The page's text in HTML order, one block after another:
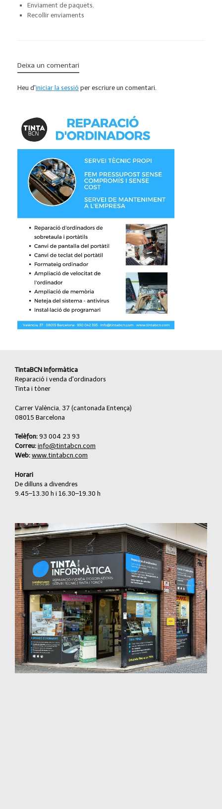
Enviament de paquets.
Recollir enviaments
Deixa un comentari
Heu d'iniciar la sessió per escriure un comentari.
TintaBCN Informàtica
Reparació i venda d'ordinadors
Tinta i tòner
Carrer València, 37 (cantonada Entença)
08015 Barcelona
Telèfon: 93 004 23 93
Correu: info@tintabcn.com
Web: www.tintabcn.com
Horari
De dilluns a divendres
9.45–13.30 h i 16.30–19.30 h